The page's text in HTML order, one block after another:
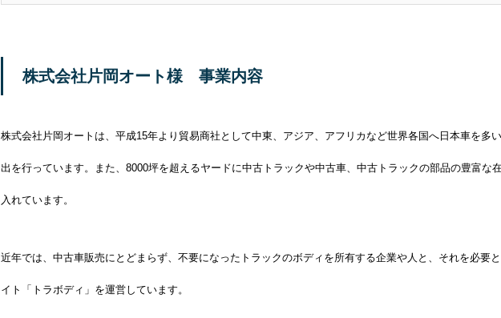
株式会社片岡オート様 事業内容
株式会社片岡オートは、平成15年より貿易商社として中東、アジア、アフリカなど世界各国へ日本車を多
出を行っています。また、8000坪を超えるヤードに中古トラックや中古車、中古トラックの部品の豊富な
入れています。
近年では、中古車販売にとどまらず、 不要になったトラックのボディを所有する企業や人と、それを必要
イト「トラボディ」を運営しています。